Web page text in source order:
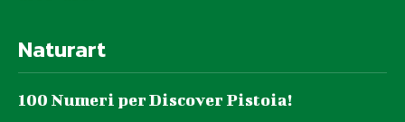
Naturart
100 Numeri per Discover Pistoia!